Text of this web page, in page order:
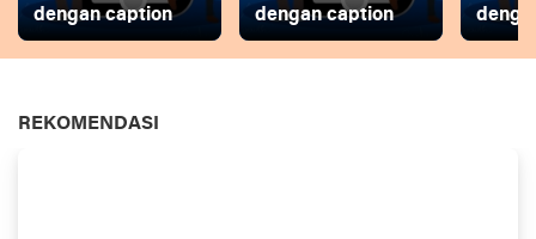
dengan caption
dengan caption
REKOMENDASI